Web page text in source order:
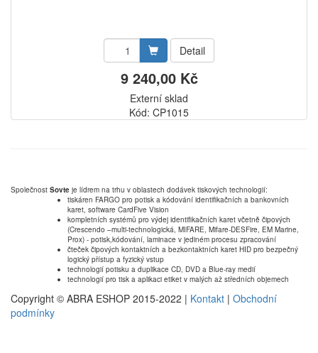
Detail
9 240,00 Kč
Externí sklad
Kód: CP1015
Společnost Sovte je lídrem na trhu v oblastech dodávek tiskových technologií:
tiskáren FARGO pro potisk a kódování identifikačních a bankovních
karet, software CardFive Vision
kompletních systémů pro výdej identifikačních karet včetně čipových
(Crescendo –multi-technologická, MIFARE, Mifare-DESFire, EM Marine,
Prox) - potisk,kódování, laminace v jediném procesu zpracování
čteček čipových kontaktních a bezkontaktních karet HID pro bezpečný
logický přístup a fyzický vstup
technologií potisku a duplikace CD, DVD a Blue-ray medií
technologií pro tisk a aplikaci etiket v malých až středních objemech
Copyright © ABRA ESHOP 2015-2022 | Kontakt | Obchodní
podmínky